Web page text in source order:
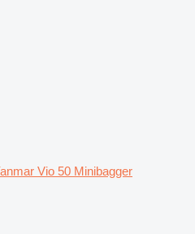
Vio 50 Minibagger